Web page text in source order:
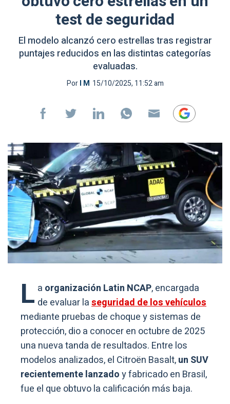
test de seguridad
El modelo alcanzó cero estrellas tras registrar
puntajes reducidos en las distintas categorías
evaluadas.
PorI M 15/10/2025, 11:52 am
L a organización Latin NCAP, encargada
de evaluar laseguridad de los vehículos
mediante pruebas de choque y sistemas de
protección, dio a conocer en octubre de 2025
una nueva tanda de resultados. Entre los
modelos analizados, el Citroën Basalt,un SUV
recientemente lanzadoy fabricado en Brasil,
fue el que obtuvo la calificación más baja.